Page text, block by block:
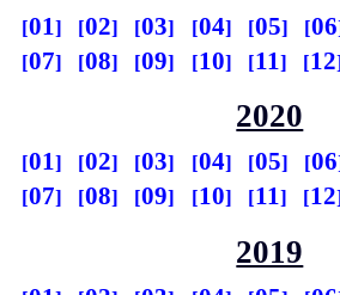
01 02 03 04 05
06
07
08 09 10 11 12
2020
01 02 03 04 05
06
07
08 09 10 11 12
2019